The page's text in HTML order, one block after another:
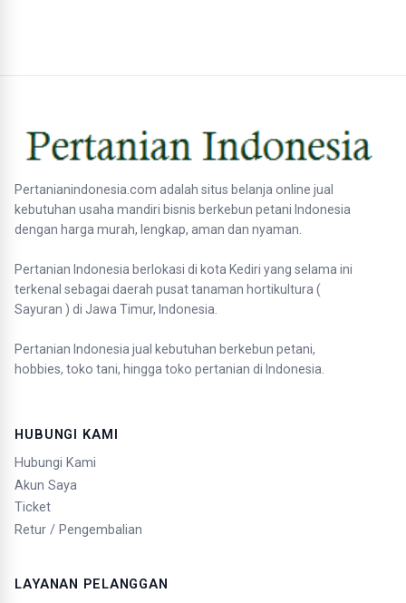
Pertanianindonesia.com adalah situs belanja online jual
kebutuhan usaha mandiri bisnis berkebun petani Indonesia
dengan harga murah, lengkap, aman dan nyaman.
Pertanian Indonesia berlokasi di kota Kediri yang selama ini
terkenal sebagai daerah pusat tanaman hortikultura (
Sayuran ) di Jawa Timur, Indonesia.
Pertanian Indonesia jual kebutuhan berkebun petani,
hobbies, toko tani, hingga toko pertanian di Indonesia.
HUBUNGI KAMI
Hubungi Kami
Akun Saya
Ticket
Retur / Pengembalian
LAYANAN PELANGGAN